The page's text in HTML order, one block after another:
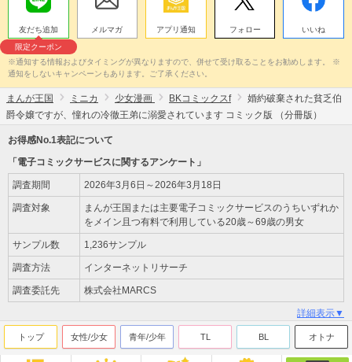
友だち追加
限定クーポン
メルマガ アプリ通知 フォロー いいね
※通知する情報およびタイミングが異なりますので、併せて受け取ることをお勧めします。 ※
通知をしないキャンペーンもあります。ご了承ください。
まんが王国 ミニカ 少女漫画 BKコミックスf
婚約破棄された貧乏伯
爵令嬢ですが、憧れの冷徹王弟に溺愛されています コミック版 （分冊版）
お得感No.1表記について
「電子コミックサービスに関するアンケート」
調査期間 2026年3月6日～2026年3月18日
調査対象
まんが王国または主要電子コミックサービスのうちいずれか
をメイン且つ有料で利用している20歳～69歳の男女
サンプル数 1,236サンプル
調査方法 インターネットリサーチ
調査委託先 株式会社MARCS
詳細表示▼
トップ 女性/少女 青年/少年 TL BL オトナ